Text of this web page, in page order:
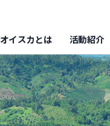
オイスカとは 活動紹介